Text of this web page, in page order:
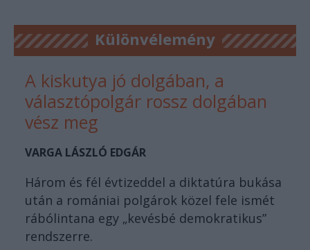
Különvélemény
A kiskutya jó dolgában, a
választópolgár rossz dolgában
vész meg
VARGA LÁSZLÓ EDGÁR
Három és fél évtizeddel a diktatúra bukása
után a romániai polgárok közel fele ismét
rábólintana egy „kevésbé demokratikus”
rendszerre.